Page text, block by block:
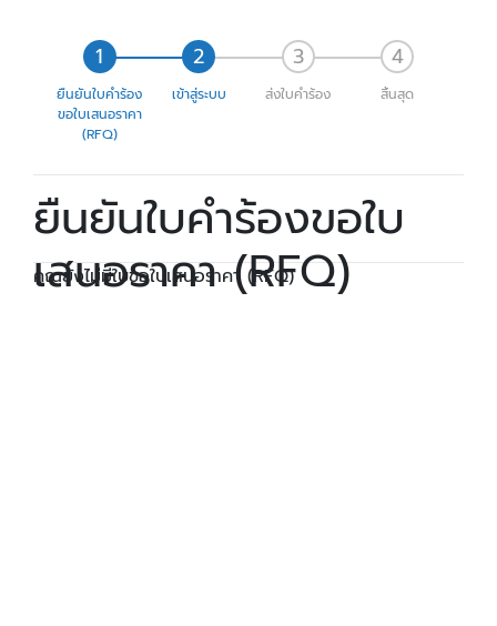
ยืนยันใบคำร้อง
ขอใบเสนอราคา
(RFQ)
เข้าสู่ระบบ ส่งใบคำร้อง สิ้นสุด
ยืนยันใบคำร้องขอใบ
เสนอราคา (RFQ)
คุณยังไม่มีใบขอใบเสนอราคา (RFQ)